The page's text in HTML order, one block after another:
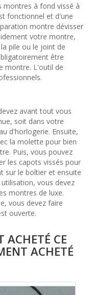
montres à fond vissé à
fonctionnel et d'une
montre dévisser
votre montre,
pile ou le joint de
être
montre. L'outil de
avant tout vous
soit dans votre
d'horlogerie. Ensuite,
la molette pour bien
Puis, vous pouvez
les capots vissés pour
sur le boîtier et ensuite
vous devez
montres de luxe.
vous devez faire
ouverte.
ACHETÉ CE
ACHETÉ